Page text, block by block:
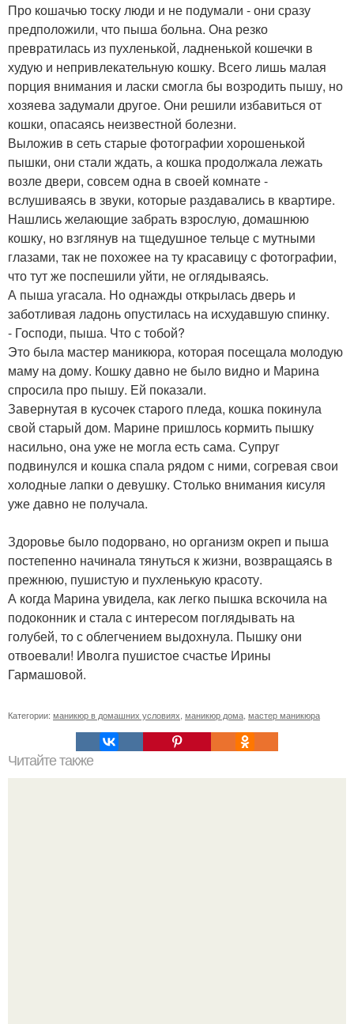
Про кошачью тоску люди и не подумали - они сразу
предположили, что пыша больна. Она резко
превратилась из пухленькой, ладненькой кошечки в
худую и непривлекательную кошку. Всего лишь малая
порция внимания и ласки смогла бы возродить пышу, но
хозяева задумали другое. Они решили избавиться от
кошки, опасаясь неизвестной болезни.
Выложив в сеть старые фотографии хорошенькой
пышки, они стали ждать, а кошка продолжала лежать
возле двери, совсем одна в своей комнате -
вслушиваясь в звуки, которые раздавались в квартире.
Нашлись желающие забрать взрослую, домашнюю
кошку, но взглянув на тщедушное тельце с мутными
глазами, так не похожее на ту красавицу с фотографии,
что тут же поспешили уйти, не оглядываясь.
А пыша угасала. Но однажды открылась дверь и
заботливая ладонь опустилась на исхудавшую спинку.
- Господи, пыша. Что с тобой?
Это была мастер маникюра, которая посещала молодую
маму на дому. Кошку давно не было видно и Марина
спросила про пышу. Ей показали.
Завернутая в кусочек старого пледа, кошка покинула
свой старый дом. Марине пришлось кормить пышку
насильно, она уже не могла есть сама. Супруг
подвинулся и кошка спала рядом с ними, согревая свои
холодные лапки о девушку. Столько внимания кисуля
уже давно не получала.
Здоровье было подорвано, но организм окреп и пыша
постепенно начинала тянуться к жизни, возвращаясь в
прежнюю, пушистую и пухленькую красоту.
А когда Марина увидела, как легко пышка вскочила на
подоконник и стала с интересом поглядывать на
голубей, то с облегчением выдохнула. Пышку они
отвоевали! Иволга пушистое счастье Ирины
Гармашовой.
Категории: маникюр в домашних условиях маникюр дома мастер маникюра
Читайте также